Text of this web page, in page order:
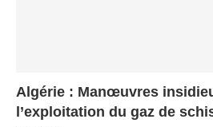
Algérie : Manœuvres
l’exploitation du gaz de